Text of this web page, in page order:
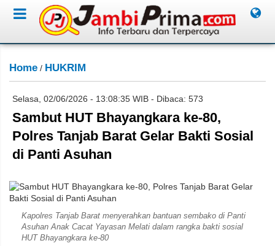
Home / HUKRIM
Selasa, 02/06/2026 - 13:08:35 WIB - Dibaca: 573
Sambut HUT Bhayangkara ke-80,
Polres Tanjab Barat Gelar Bakti Sosial
di Panti Asuhan
Kapolres Tanjab Barat menyerahkan bantuan sembako di Panti
Asuhan Anak Cacat Yayasan Melati dalam rangka bakti sosial
HUT Bhayangkara ke-80